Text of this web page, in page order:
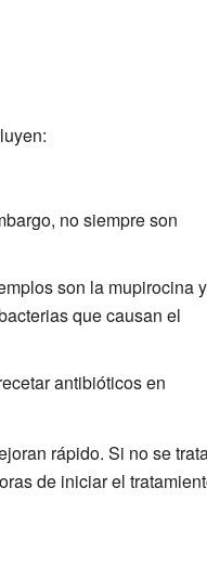
no siempre son
son la mupirocina y
que causan el
antibióticos en
rápido. Si no se
de iniciar el